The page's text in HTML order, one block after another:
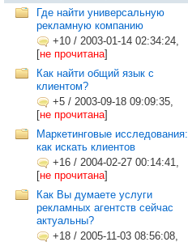
Где найти универсальную
рекламную компанию
+10 / 2003-01-14 02:34:24,
[не прочитана]
Как найти общий язык с
клиентом?
+5 / 2003-09-18 09:09:35,
[не прочитана]
Маркетинговые исследования:
как искать клиентов
+16 / 2004-02-27 00:14:41,
[не прочитана]
Как Вы думаете услуги
рекламных агентств сейчас
актуальны?
+18 / 2005-11-03 08:56:08,